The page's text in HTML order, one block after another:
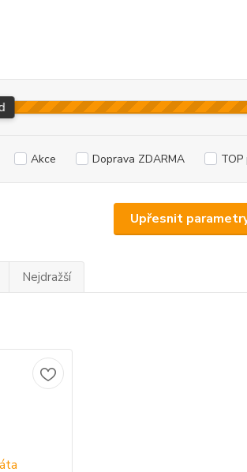
Upřesnit
Akce Doprava ZDARMA
Nejdražší